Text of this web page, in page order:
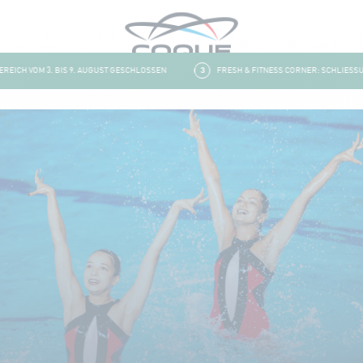
VOM 3. BIS 9. AUGUST GESCHLOSSEN FRESH & FITNESS CORNER: SCHLIESSUNG